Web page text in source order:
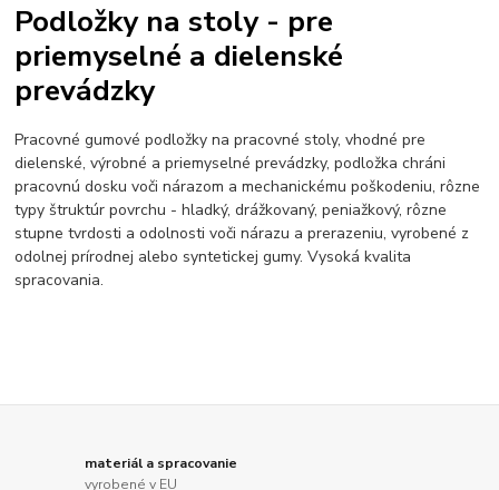
Podložky na stoly - pre
priemyselné a dielenské
prevádzky
Pracovné gumové podložky na pracovné stoly, vhodné pre
dielenské, výrobné a priemyselné prevádzky, podložka chráni
pracovnú dosku voči nárazom a mechanickému poškodeniu, rôzne
typy štruktúr povrchu - hladký, drážkovaný, peniažkový, rôzne
stupne tvrdosti a odolnosti voči nárazu a prerazeniu, vyrobené z
odolnej prírodnej alebo syntetickej gumy. Vysoká kvalita
spracovania.
materiál a spracovanie
vyrobené v EU